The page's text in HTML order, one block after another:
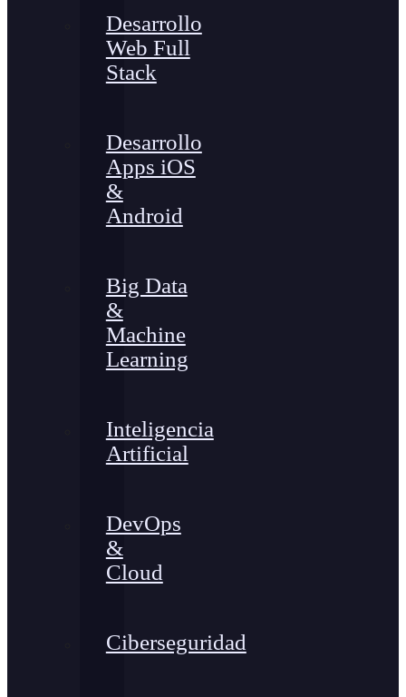
Desarrollo
Web Full
Stack
Desarrollo
Apps iOS
&
Android
Big Data
&
Machine
Learning
Inteligencia
Artificial
DevOps
&
Cloud
Ciberseguridad